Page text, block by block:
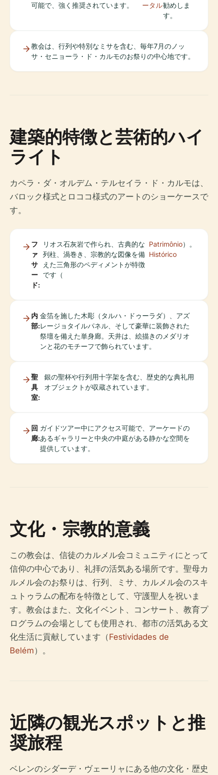
可能で、強く推奨されています。 ータル勧めしま
す。
教会は、行列や特別なミサを含む、毎年7月のノッ
サ・セニョーラ・ド・カルモのお祭りの中心地です。
建築的特徴と芸術的ハイ
ライト
カペラ・ダ・オルデム・テルセイラ・ド・カルモは、
バロック様式とロココ様式のアートのショーケースで
す。
フ
ァ
サ
ー
ド:
リオス石灰岩で作られ、古典的な
列柱、渦巻き、宗教的な図像を備
えた三角形のペディメントが特徴
です（
Patrimônio
Histórico
）。
内
部:
金箔を施した木彫（タルハ・ドゥーラダ）、アズ
レージョタイルパネル、そして豪華に装飾された
祭壇を備えた単身廊。天井は、絵描きのメダリオ
ンと花のモチーフで飾られています。
聖
具
室:
銀の聖杯や行列用十字架を含む、歴史的な典礼用
オブジェクトが収蔵されています。
回
廊:
ガイドツアー中にアクセス可能で、アーケードの
あるギャラリーと中央の中庭がある静かな空間を
提供しています。
文化・宗教的意義
この教会は、信徒のカルメル会コミュニティにとって
信仰の中心であり、礼拝の活気ある場所です。聖母カ
ルメル会のお祭りは、行列、ミサ、カルメル会のスキ
ュトゥラムの配布を特徴として、守護聖人を祝いま
す。教会はまた、文化イベント、コンサート、教育プ
ログラムの会場としても使用され、都市の活気ある文
化生活に貢献しています（Festividades de
Belém）。
近隣の観光スポットと推
奨旅程
ベレンのシダーデ・ヴェーリャにある他の文化・歴史